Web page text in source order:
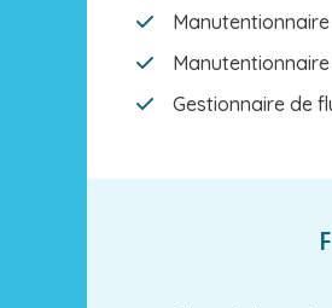
Manutentionnaire
Gestionnaire de